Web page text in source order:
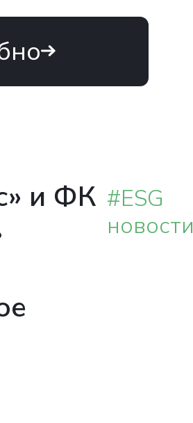
и ФК #ESG
новости